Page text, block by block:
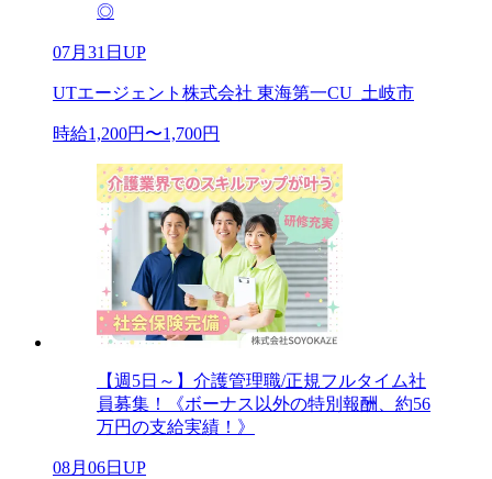
◎
07月31日UP
UTエージェント株式会社 東海第一CU_土岐市
時給1,200円〜1,700円
【週5日～】介護管理職/正規フルタイム社
員募集！《ボーナス以外の特別報酬、約56
万円の支給実績！》
08月06日UP